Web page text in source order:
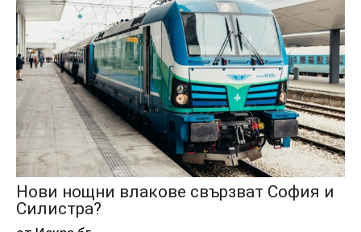
Нови нощни влакове свързват София и
Силистра?